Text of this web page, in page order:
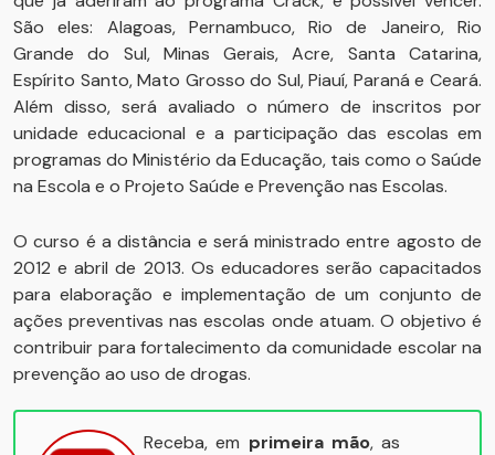
São eles: Alagoas, Pernambuco, Rio de Janeiro, Rio
Grande do Sul, Minas Gerais, Acre, Santa Catarina,
Espírito Santo, Mato Grosso do Sul, Piauí, Paraná e Ceará.
Além disso, será avaliado o número de inscritos por
unidade educacional e a participação das escolas em
programas do Ministério da Educação, tais como o Saúde
na Escola e o Projeto Saúde e Prevenção nas Escolas.
O curso é a distância e será ministrado entre agosto de
2012 e abril de 2013. Os educadores serão capacitados
para elaboração e implementação de um conjunto de
ações preventivas nas escolas onde atuam. O objetivo é
contribuir para fortalecimento da comunidade escolar na
prevenção ao uso de drogas.
Receba, em primeira mão, as